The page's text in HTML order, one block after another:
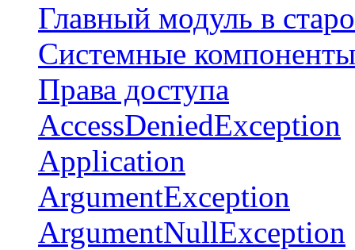
Главный модуль в
Системные компоненты
Права доступа
AccessDeniedException
Application
ArgumentException
ArgumentNullException